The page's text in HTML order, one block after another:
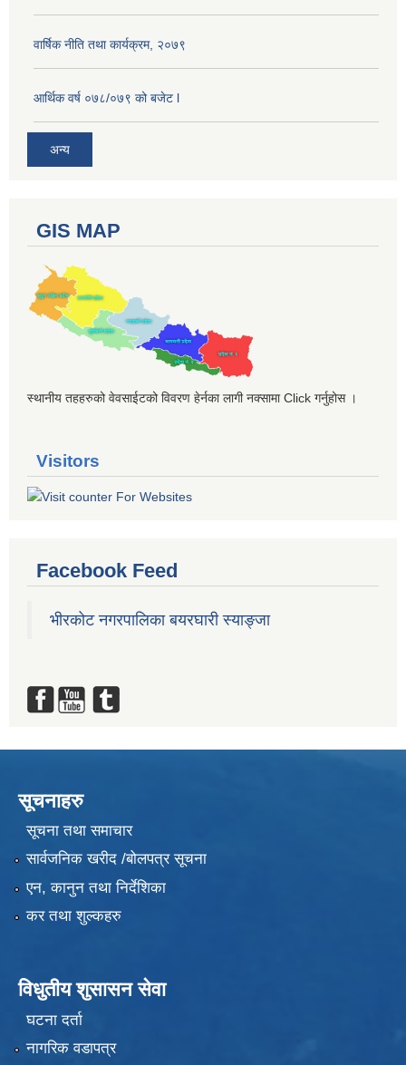
वार्षिक नीति तथा कार्यक्रम, २०७९
आर्थिक वर्ष ०७८/०७९ को बजेट l
अन्य
GIS MAP
स्थानीय तहहरुको वेवसाईटको विवरण हेर्नका लागी नक्सामा Click गर्नुहोस ।
Visitors
Facebook Feed
भीरकोट नगरपालिका बयरघारी स्याङ्जा
सूचनाहरु
सूचना तथा समाचार
सार्वजनिक खरीद /बोलपत्र सूचना
एन, कानुन तथा निर्देशिका
कर तथा शुल्कहरु
विधुतीय शुसासन सेवा
घटना दर्ता
नागरिक वडापत्र